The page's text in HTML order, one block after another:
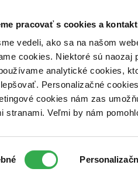
pracovať s cookies a
vedeli, ako sa na našom
cookies. Niektoré sú naozaj
analytické cookies,
Personalizačné
cookies nám zas
stranami. Veľmi by nám
Kontakt